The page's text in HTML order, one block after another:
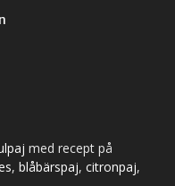
med recept på
, blåbärspaj, citronpaj,